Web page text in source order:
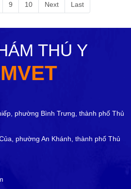
9 10 Next Last
THÚ Y
phường Bình Trưng, thành phố Thủ
phường An Khánh, thành phố Thủ